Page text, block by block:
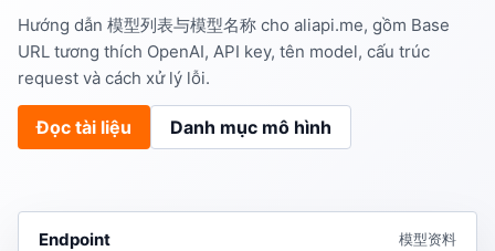
Hướng dẫn 模型列表与模型名称 cho aliapi.me, gồm Base
URL tương thích OpenAI, API key, tên model, cấu trúc
request và cách xử lý lỗi.
Đọc tài liệu Danh mục mô hình
Endpoint 模型资料